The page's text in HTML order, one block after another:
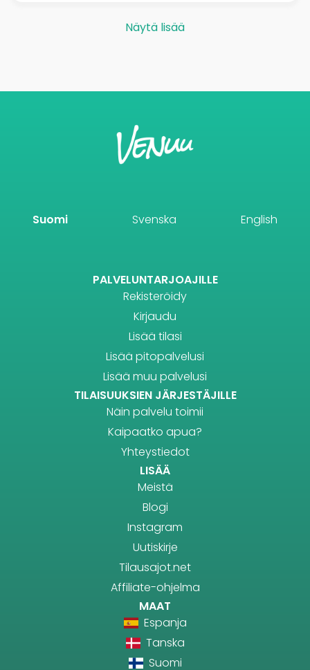
Näytä lisää
Suomi Svenska English
PALVELUNTARJOAJILLE
Rekisteröidy
Kirjaudu
Lisää tilasi
Lisää pitopalvelusi
Lisää muu palvelusi
TILAISUUKSIEN JÄRJESTÄJILLE
Näin palvelu toimii
Kaipaatko apua?
Yhteystiedot
LISÄÄ
Meistä
Blogi
Instagram
Uutiskirje
Tilausajot.net
Affiliate-ohjelma
MAAT
Espanja
Tanska
Suomi